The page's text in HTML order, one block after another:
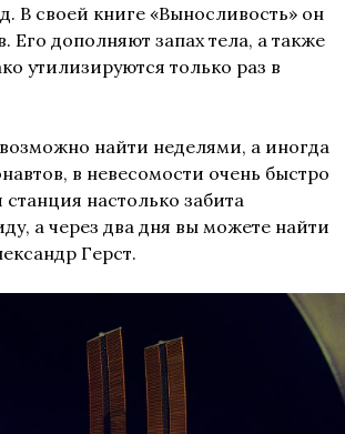
В своей книге «Выносливость» он
Его дополняют запах тела, а также
утилизируются только раз в
найти неделями, а иногда
в невесомости очень быстро
настолько забита
а через два дня вы можете найти
Герст.